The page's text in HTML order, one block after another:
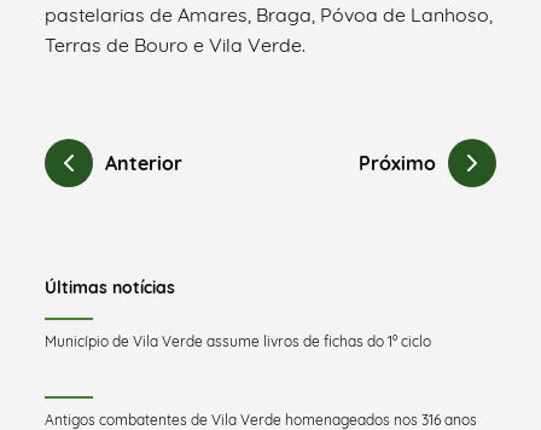
pastelarias de Amares, Braga, Póvoa de Lanhoso,
Terras de Bouro e Vila Verde.
Anterior Próximo
Últimas notícias
Município de Vila Verde assume livros de fichas do 1º ciclo
Antigos combatentes de Vila Verde homenageados nos 316 anos